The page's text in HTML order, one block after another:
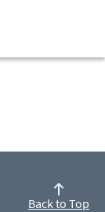
Back to Top